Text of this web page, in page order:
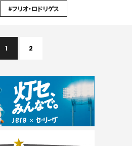
#フリオ・ロドリゲス
1 2